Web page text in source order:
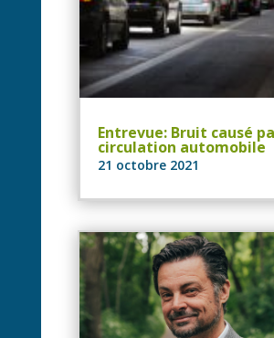
Entrevue: Bruit causé
circulation automobile
21 octobre 2021